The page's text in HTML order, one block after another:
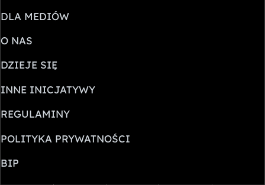
DLA MEDIÓW
O NAS
DZIEJE SIĘ
INNE INICJATYWY
REGULAMINY
POLITYKA PRYWATNOŚCI
BIP